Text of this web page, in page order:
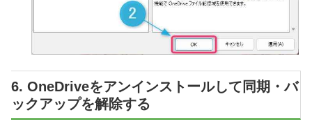
6. OneDriveをアンインストールして同期・バ
ックアップを解除する